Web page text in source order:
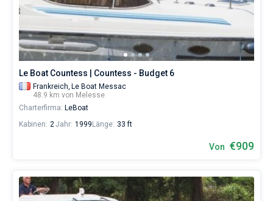
Liebhaber
erholsamen
Urlaubs
als
für
Segler,
sich
ihr
Nahe
Le Boat Countess | Countess - Budget 6
Frankreich, Le Boat Messac
48.9 km von Melesse
Charterfirma: LeBoat
Kabinen: 2Jahr: 1999 Länge: 33 ft
Von €909